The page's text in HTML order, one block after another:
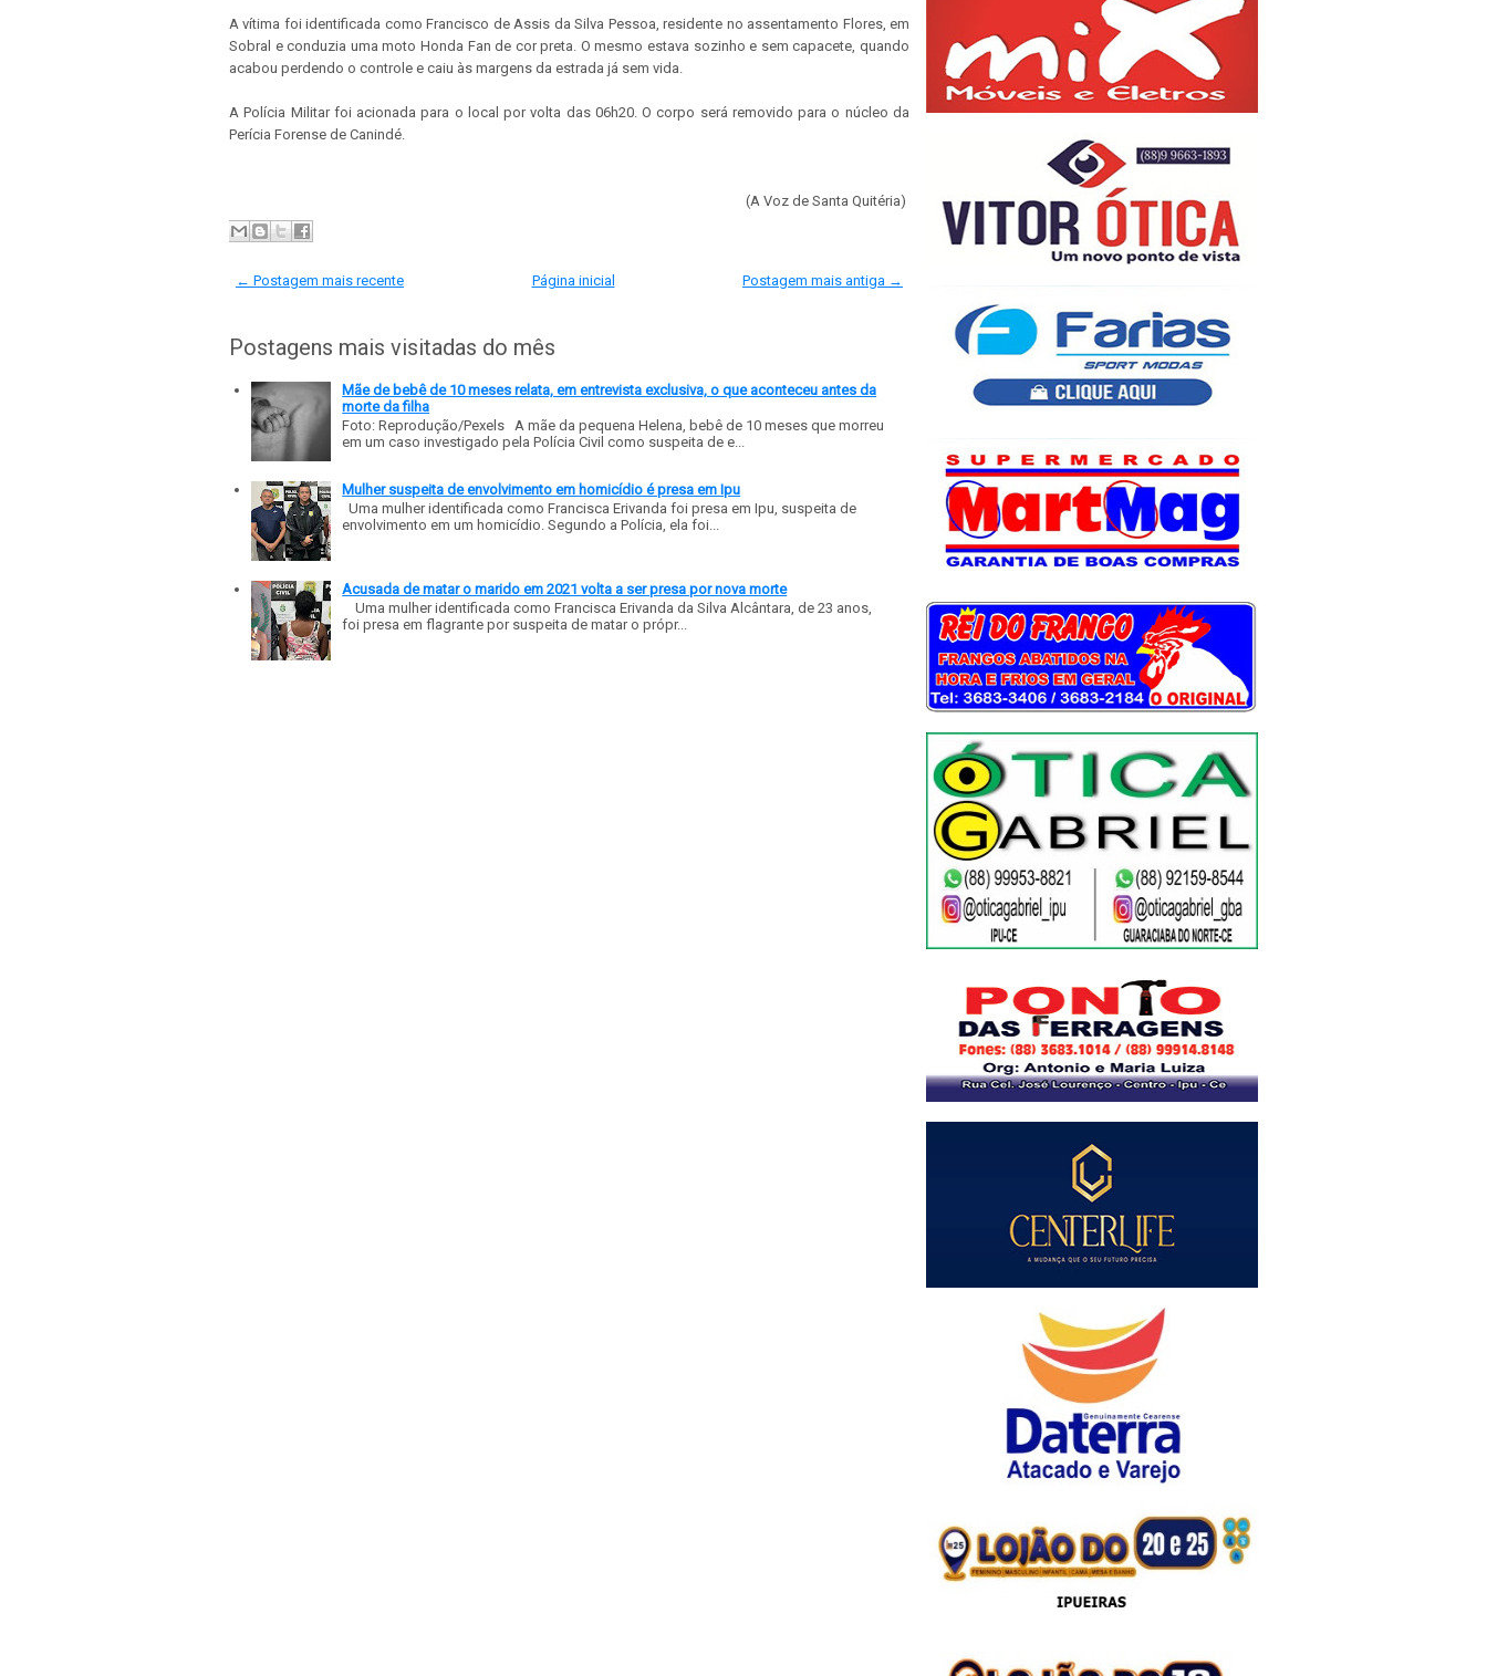
A vítima foi identificada como Francisco de Assis da Silva Pessoa, residente no assentamento Flores, em
Sobral e conduzia uma moto Honda Fan de cor preta. O mesmo estava sozinho e sem capacete, quando
acabou perdendo o controle e caiu às margens da estrada já sem vida.
A Polícia Militar foi acionada para o local por volta das 06h20. O corpo será removido para o núcleo da
Perícia Forense de Canindé.
(A Voz de Santa Quitéria)
← Postagem mais recente Postagem mais antiga →
Página inicial
Postagens mais visitadas do mês
Mãe de bebê de 10 meses relata, em entrevista exclusiva, o que aconteceu antes da
morte da filha
Foto: Reprodução/Pexels A mãe da pequena Helena, bebê de 10 meses que morreu
em um caso investigado pela Polícia Civil como suspeita de e...
Mulher suspeita de envolvimento em homicídio é presa em Ipu
Uma mulher identificada como Francisca Erivanda foi presa em Ipu, suspeita de
envolvimento em um homicídio. Segundo a Polícia, ela foi...
Acusada de matar o marido em 2021 volta a ser presa por nova morte
Uma mulher identificada como Francisca Erivanda da Silva Alcântara, de 23 anos,
foi presa em flagrante por suspeita de matar o própr...